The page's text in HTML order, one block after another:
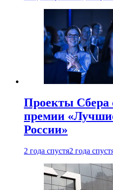
Проекты Сбера
премии
России»
2 года спустя2 года